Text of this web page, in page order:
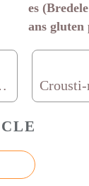
es
ans gluten
(twix maison)